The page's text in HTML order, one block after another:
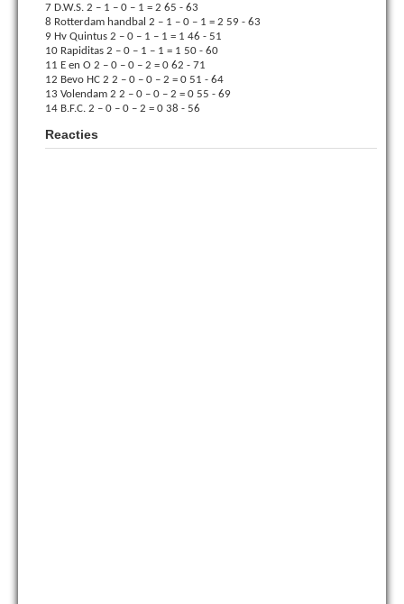
7 D.W.S. 2 – 1 – 0 – 1 = 2 65 - 63
8 Rotterdam handbal 2 – 1 – 0 – 1 = 2 59 - 63
9 Hv Quintus 2 – 0 – 1 – 1 = 1 46 - 51
10 Rapiditas 2 – 0 – 1 – 1 = 1 50 - 60
11 E en O 2 – 0 – 0 – 2 = 0 62 - 71
12 Bevo HC 2 2 – 0 – 0 – 2 = 0 51 - 64
13 Volendam 2 2 – 0 – 0 – 2 = 0 55 - 69
14 B.F.C. 2 – 0 – 0 – 2 = 0 38 - 56
Reacties